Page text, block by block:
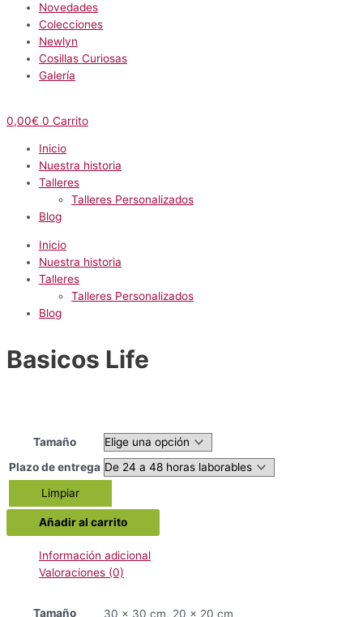
Novedades
Colecciones
Newlyn
Cosillas Curiosas
Galería
0,00€ 0 Carrito
Inicio
Nuestra historia
Talleres
Talleres Personalizados
Blog
Inicio
Nuestra historia
Talleres
Talleres Personalizados
Blog
Basicos Life
Tamaño
Plazo de entrega
Limpiar
Basicos
Life
cantidad
Añadir al carrito
Información adicional
Valoraciones (0)
Tamaño 30 x 30 cm, 20 x 20 cm